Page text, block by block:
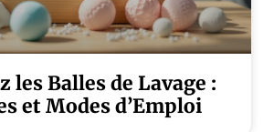
les Balles de Lavage :
et Modes d’Emploi